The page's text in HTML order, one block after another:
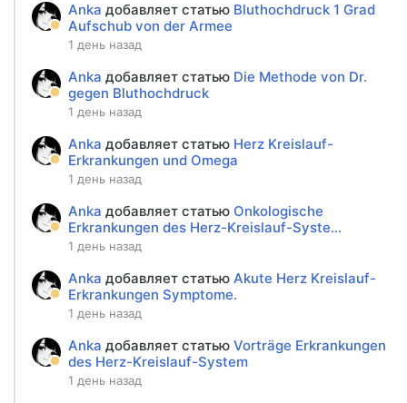
Anka добавляет статью Bluthochdruck 1 Grad
Aufschub von der Armee
1 день назад
Anka добавляет статью Die Methode von Dr.
gegen Bluthochdruck
1 день назад
Anka добавляет статью Herz Kreislauf-
Erkrankungen und Omega
1 день назад
Anka добавляет статью Onkologische
Erkrankungen des Herz-Kreislauf-Syste...
1 день назад
Anka добавляет статью Akute Herz Kreislauf-
Erkrankungen Symptome.
1 день назад
Anka добавляет статью Vorträge Erkrankungen
des Herz-Kreislauf-System
1 день назад